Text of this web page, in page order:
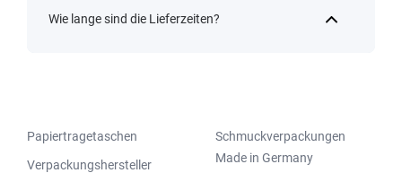
Wie lange sind die Lieferzeiten?
Papiertragetaschen
Verpackungshersteller
Schmuckverpackungen
Made in Germany